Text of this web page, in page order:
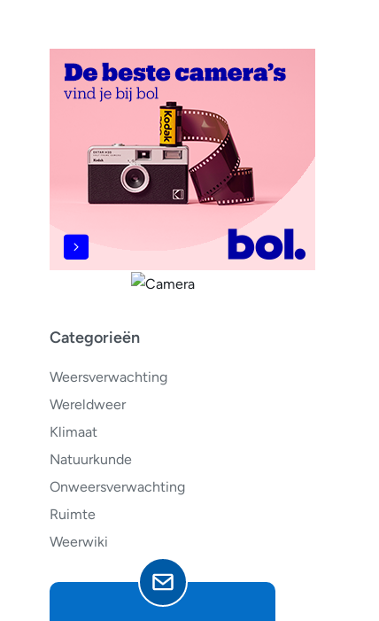
Categorieën
Weersverwachting
Wereldweer
Klimaat
Natuurkunde
Onweersverwachting
Ruimte
Weerwiki